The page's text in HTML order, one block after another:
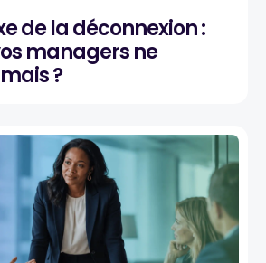
de la déconnexion :
managers ne
?